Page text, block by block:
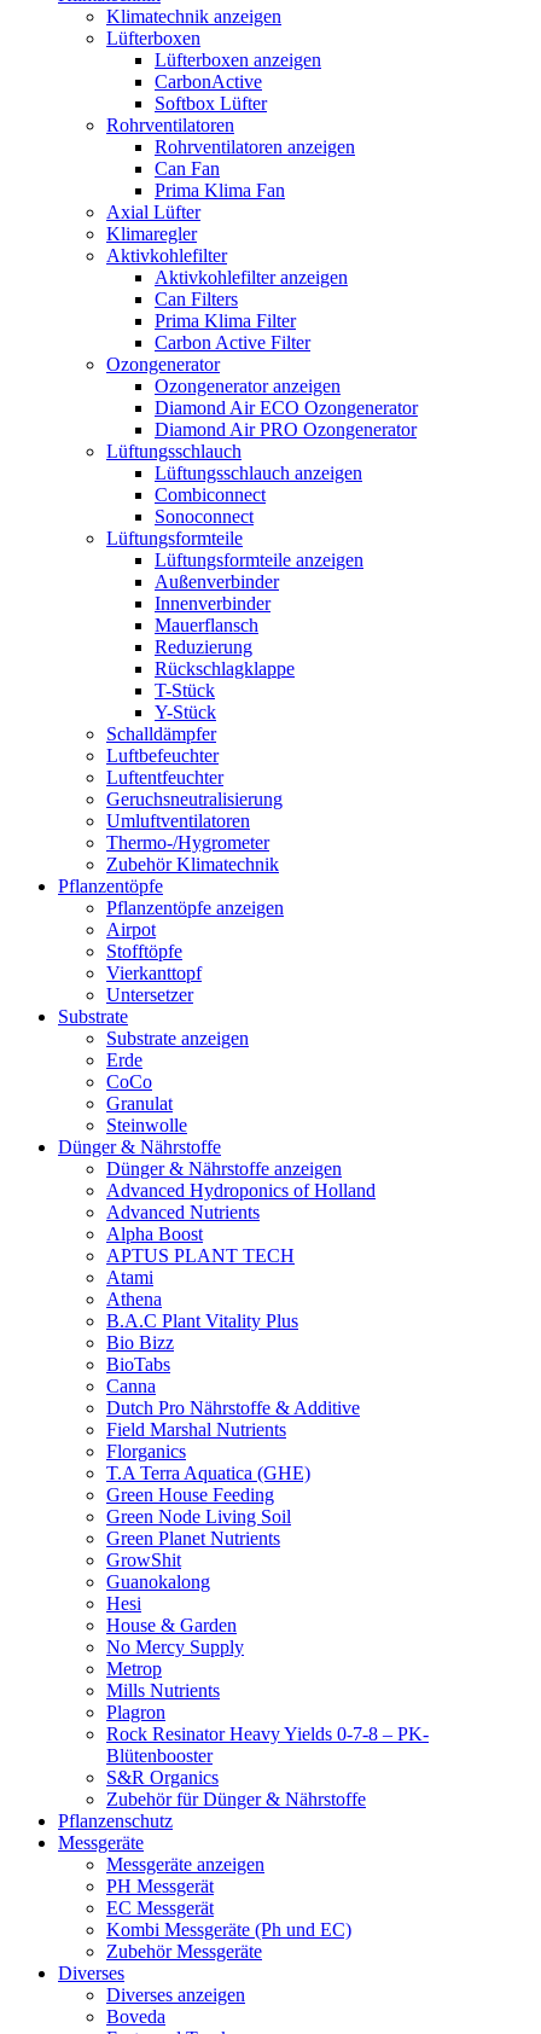
Klimatechnik anzeigen
Lüfterboxen
Lüfterboxen anzeigen
CarbonActive
Softbox Lüfter
Rohrventilatoren
Rohrventilatoren anzeigen
Can Fan
Prima Klima Fan
Axial Lüfter
Klimaregler
Aktivkohlefilter
Aktivkohlefilter anzeigen
Can Filters
Prima Klima Filter
Carbon Active Filter
Ozongenerator
Ozongenerator anzeigen
Diamond Air ECO Ozongenerator
Diamond Air PRO Ozongenerator
Lüftungsschlauch
Lüftungsschlauch anzeigen
Combiconnect
Sonoconnect
Lüftungsformteile
Lüftungsformteile anzeigen
Außenverbinder
Innenverbinder
Mauerflansch
Reduzierung
Rückschlagklappe
T-Stück
Y-Stück
Schalldämpfer
Luftbefeuchter
Luftentfeuchter
Geruchsneutralisierung
Umluftventilatoren
Thermo-/Hygrometer
Zubehör Klimatechnik
Pflanzentöpfe
Pflanzentöpfe anzeigen
Airpot
Stofftöpfe
Vierkanttopf
Untersetzer
Substrate
Substrate anzeigen
Erde
CoCo
Granulat
Steinwolle
Dünger & Nährstoffe
Dünger & Nährstoffe anzeigen
Advanced Hydroponics of Holland
Advanced Nutrients
Alpha Boost
APTUS PLANT TECH
Atami
Athena
B.A.C Plant Vitality Plus
Bio Bizz
BioTabs
Canna
Dutch Pro Nährstoffe & Additive
Field Marshal Nutrients
Florganics
T.A Terra Aquatica (GHE)
Green House Feeding
Green Node Living Soil
Green Planet Nutrients
GrowShit
Guanokalong
Hesi
House & Garden
No Mercy Supply
Metrop
Mills Nutrients
Plagron
Rock Resinator Heavy Yields 0-7-8 – PK-
Blütenbooster
S&R Organics
Zubehör für Dünger & Nährstoffe
Pflanzenschutz
Messgeräte
Messgeräte anzeigen
PH Messgerät
EC Messgerät
Kombi Messgeräte (Ph und EC)
Zubehör Messgeräte
Diverses
Diverses anzeigen
Boveda